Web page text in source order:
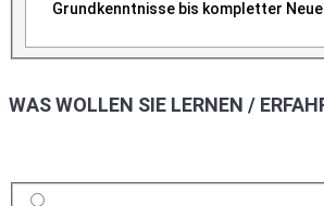
Grundkenntnisse bis kompletter
WAS WOLLEN SIE LERNEN /